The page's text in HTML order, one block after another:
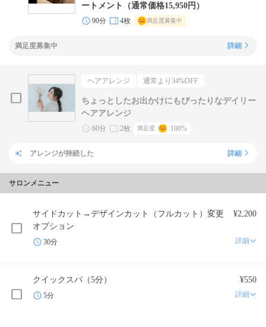
ートメント（通常価格15,950円）
90分 4枚 満足度募集中
満足度募集中 詳細
ヘアアレンジ 通常より 34%OFF
ちょっとしたお出かけにもぴったりなデイリー
ヘアアレンジ
60分 2枚 満足度 100%
アレンジが持続した 詳細
サロンメニュー
サイドカット→デザインカット（フルカット）変更
オプション
¥2,200
30分 詳細
クイックスパ（5分） ¥550
5分 詳細